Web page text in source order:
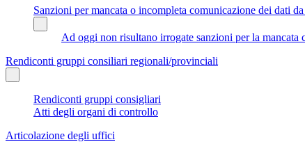
Sanzioni per mancata o incompleta comunicazione dei dati
Ad oggi non risultano irrogate sanzioni per la
Rendiconti gruppi consiliari regionali/provinciali
Rendiconti gruppi consigliari
Atti degli organi di controllo
Articolazione degli uffici